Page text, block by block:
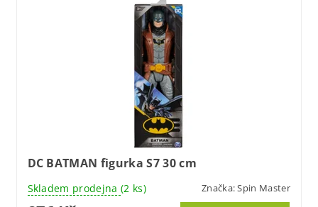
DC BATMAN figurka S7 30 cm
Skladem prodejna (2 ks) Značka:Spin Master